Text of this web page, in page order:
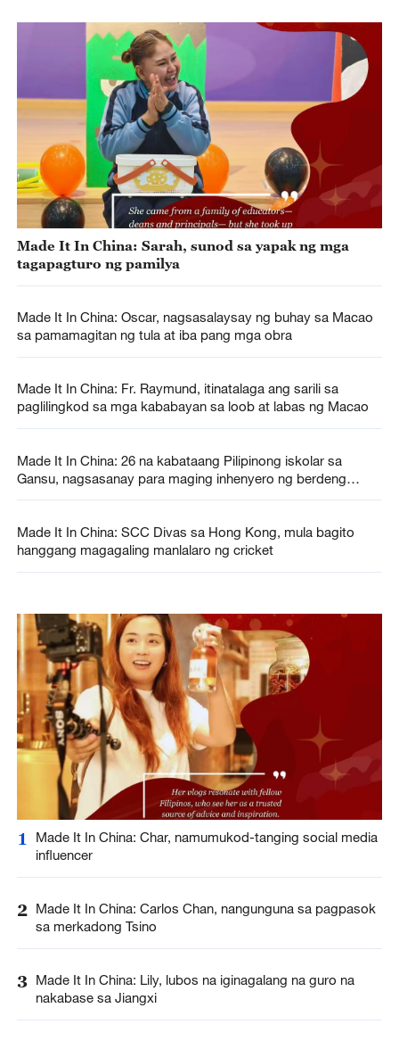
Made It In China: Sarah, sunod sa yapak ng mga
tagapagturo ng pamilya
Made It In China: Oscar, nagsasalaysay ng buhay sa Macao
sa pamamagitan ng tula at iba pang mga obra
Made It In China: Fr. Raymund, itinatalaga ang sarili sa
paglilingkod sa mga kababayan sa loob at labas ng Macao
Made It In China: 26 na kabataang Pilipinong iskolar sa
Gansu, nagsasanay para maging inhenyero ng berdeng
Made It In China: SCC Divas sa Hong Kong, mula bagito
hanggang magagaling manlalaro ng cricket
1
Made It In China: Char, namumukod-tanging social media
influencer
2 Made It In China: Carlos Chan, nangunguna sa pagpasok
sa merkadong Tsino
3 Made It In China: Lily, lubos na iginagalang na guro na
nakabase sa Jiangxi